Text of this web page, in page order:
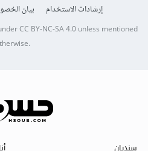
إرشادات الاستخدام
بيان
CC BY-NC-SA 4.0unless mentioned